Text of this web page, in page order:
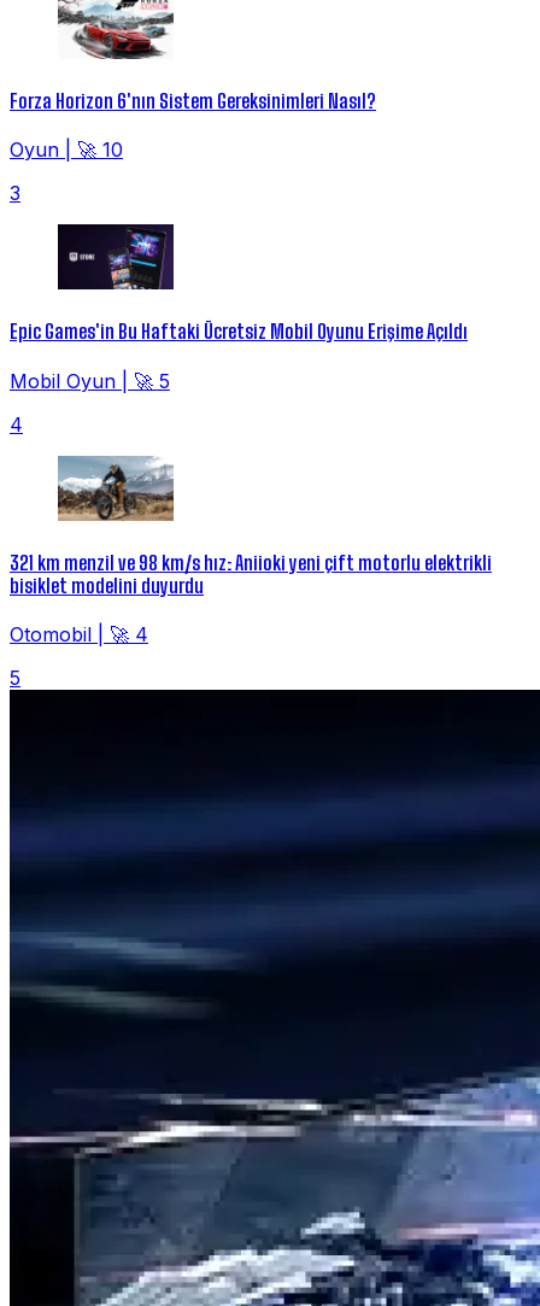
Forza Horizon 6'nın Sistem Gereksinimleri Nasıl?
Oyun
🚀 10
3
Epic Games'in Bu Haftaki Ücretsiz Mobil Oyunu Erişime Açıldı
Mobil Oyun
🚀 5
4
321 km menzil ve 98 km/s hız: Aniioki yeni çift motorlu elektrikli
bisiklet modelini duyurdu
Otomobil
🚀 4
5